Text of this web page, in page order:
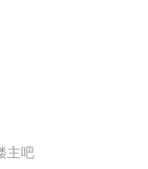
主吧